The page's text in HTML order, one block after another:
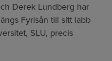
Derek Lundberg har
Fyrisån till sitt labb
SLU, precis